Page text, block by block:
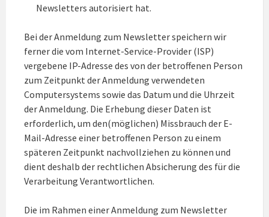
Newsletters autorisiert hat.
Bei der Anmeldung zum Newsletter speichern wir
ferner die vom Internet-Service-Provider (ISP)
vergebene IP-Adresse des von der betroffenen Person
zum Zeitpunkt der Anmeldung verwendeten
Computersystems sowie das Datum und die Uhrzeit
der Anmeldung. Die Erhebung dieser Daten ist
erforderlich, um den(möglichen) Missbrauch der E-
Mail-Adresse einer betroffenen Person zu einem
späteren Zeitpunkt nachvollziehen zu können und
dient deshalb der rechtlichen Absicherung des für die
Verarbeitung Verantwortlichen.
Die im Rahmen einer Anmeldung zum Newsletter